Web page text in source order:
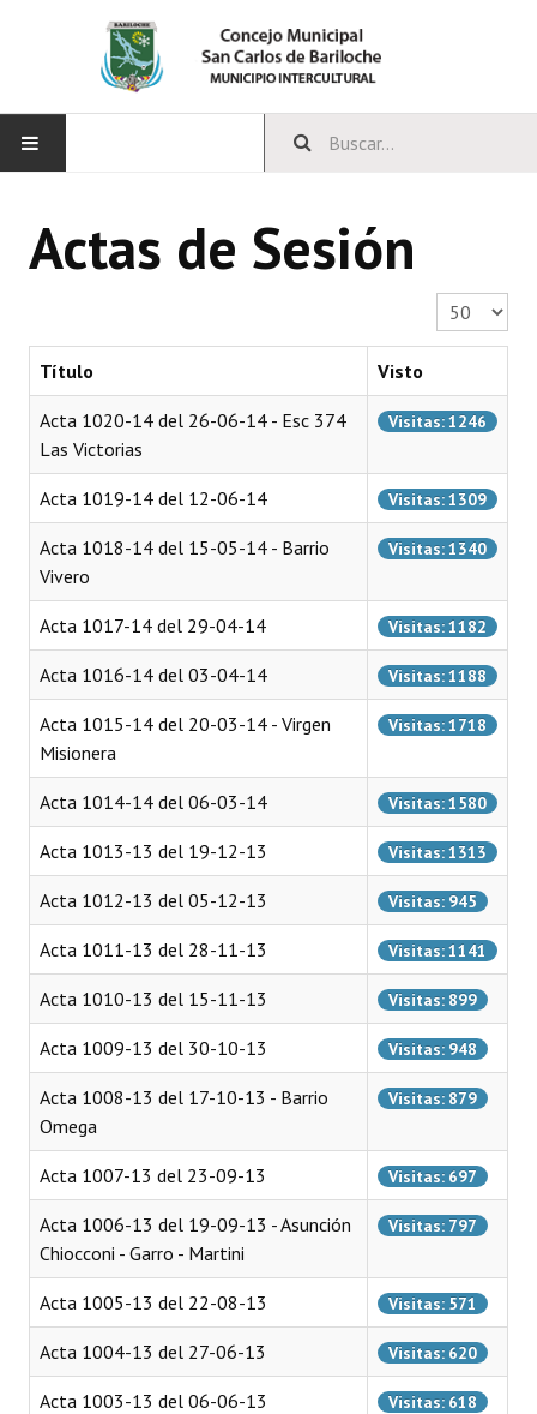
CONCEJO
Integrantes del Concejo
Comisiones Permanentes
Concejales Mandato Cumplido
LEGISLACIÓN
Constitución Nacional
Constitución Provincial
DOCUMENTOS
Informes de Gestión
Proyectos Presentados
Dictámenes Asesoría Letrada
Actas de Sesión
Informes de Unidad Coordinadora
NORMATIVA
Actas de Sesión
Cantidad a
Título Visto
Acta 1020-14 del 26-06-14 - Esc 374
Las Victorias
Visitas: 1246
Acta 1019-14 del 12-06-14 Visitas: 1309
Acta 1018-14 del 15-05-14 - Barrio
Vivero
Visitas: 1340
Acta 1017-14 del 29-04-14 Visitas: 1182
Acta 1016-14 del 03-04-14 Visitas: 1188
Acta 1015-14 del 20-03-14 - Virgen
Misionera
Visitas: 1718
Acta 1014-14 del 06-03-14 Visitas: 1580
Acta 1013-13 del 19-12-13 Visitas: 1313
Acta 1012-13 del 05-12-13 Visitas: 945
Acta 1011-13 del 28-11-13 Visitas: 1141
Acta 1010-13 del 15-11-13 Visitas: 899
Acta 1009-13 del 30-10-13 Visitas: 948
Acta 1008-13 del 17-10-13 - Barrio
Omega
Visitas: 879
Acta 1007-13 del 23-09-13 Visitas: 697
Acta 1006-13 del 19-09-13 - Asunción
Chiocconi - Garro - Martini
Visitas: 797
Acta 1005-13 del 22-08-13 Visitas: 571
Acta 1004-13 del 27-06-13 Visitas: 620
Acta 1003-13 del 06-06-13 Visitas: 618